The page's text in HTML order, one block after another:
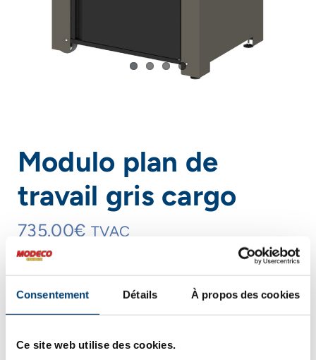
Consentement Détails À propos des cookies
Ce site web utilise des cookies.
Modulo plan de
travail gris cargo
735.00€ TVAC
quantité
de
plan